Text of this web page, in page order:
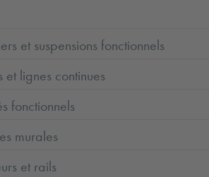
et suspensions fonctionnels
et lignes continues
fonctionnels
murales
et rails